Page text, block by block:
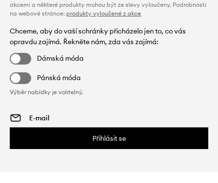
akcemi a některé produkty mohou být ze slevy vyloučeny. Podrobnosti
na webové stránce: produkty vyloučené z akce
Chceme, aby do vaší schránky přicházelo jen to, co vás
opravdu zajímá. Řekněte nám, zda vás zajímá:
Dámská móda
Pánská móda
Výběr nabídky je volitelný.
Přihlásit se